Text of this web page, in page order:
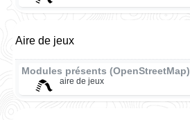
Aire de jeux
Modules présents (OpenStreetMap)
aire de jeux